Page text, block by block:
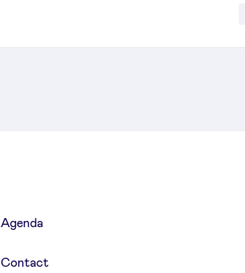
Agenda
Contact